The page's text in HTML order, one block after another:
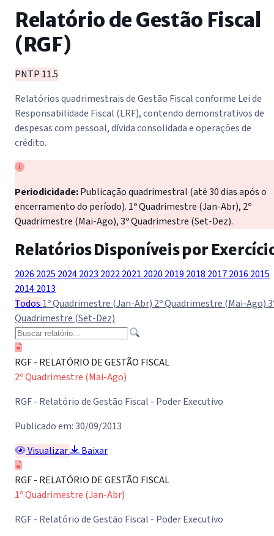
Relatório de Gestão Fiscal
(RGF)
PNTP 11.5
Relatórios quadrimestrais de Gestão Fiscal conforme Lei de
Responsabilidade Fiscal (LRF), contendo demonstrativos de
despesas com pessoal, dívida consolidada e operações de
crédito.
Periodicidade:Publicação quadrimestral (até 30 dias após o
encerramento do período). 1º Quadrimestre (Jan-Abr), 2º
Quadrimestre (Mai-Ago), 3º Quadrimestre (Set-Dez).
Relatórios Disponíveis por
2026 2025 20242023 20222021 2020 2019 2018 20172016 2015
20142013
Todos 1º Quadrimestre (Jan-Abr) 2º Quadrimestre (Mai-Ago)
Quadrimestre (Set-Dez)
RGF - RELATÓRIO DE GESTÃO FISCAL
2º Quadrimestre (Mai-Ago)
RGF - Relatório de Gestão Fiscal - Poder Executivo
Publicado em: 30/09/2013
Visualizar
Baixar
RGF - RELATÓRIO DE GESTÃO FISCAL
1º Quadrimestre (Jan-Abr)
RGF - Relatório de Gestão Fiscal - Poder Executivo